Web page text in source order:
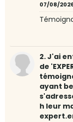
07/08/
2. J'ai
de
ayant
h leur